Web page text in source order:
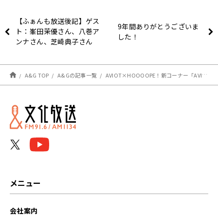
【ふぁんも放送後記】ゲス
ト：峯田茉優さん、八巻ア
ンナさん、芝崎典子さん
9年間ありがとうございま
した！
A&G TOP A&Gの記事一覧 AVIOT×HOOOOPE！新コーナー「AVIOT presents 君にささやくストーリー」4月1日（月）放送開始！
メニュー
会社案内